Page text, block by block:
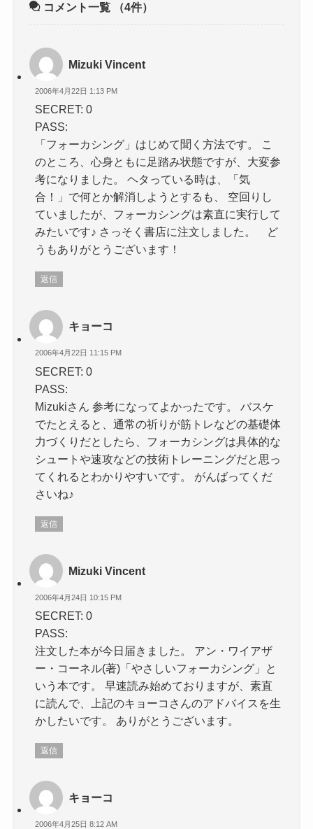
コメント一覧 （4件）
Mizuki Vincent
2006年4月22日 1:13 PM
SECRET: 0
PASS:
「フォーカシング」はじめて聞く方法です。 こ
のところ、心身ともに足踏み状態ですが、大変参
考になりました。 ヘタっている時は、「気
合！」で何とか解消しようとするも、 空回りし
ていましたが、フォーカシングは素直に実行して
みたいです♪ さっそく書店に注文しました。 ど
うもありがとうございます！
返信
キョーコ
2006年4月22日 11:15 PM
SECRET: 0
PASS:
Mizukiさん 参考になってよかったです。 バスケ
でたとえると、通常の祈りが筋トレなどの基礎体
力づくりだとしたら、フォーカシングは具体的な
シュートや速攻などの技術トレーニングだと思っ
てくれるとわかりやすいです。 がんばってくだ
さいね♪
返信
Mizuki Vincent
2006年4月24日 10:15 PM
SECRET: 0
PASS:
注文した本が今日届きました。 アン・ワイアザ
ー・コーネル(著)「やさしいフォーカシング」と
いう本です。 早速読み始めておりますが、素直
に読んで、上記のキョーコさんのアドバイスを生
かしたいです。 ありがとうございます。
返信
キョーコ
2006年4月25日 8:12 AM